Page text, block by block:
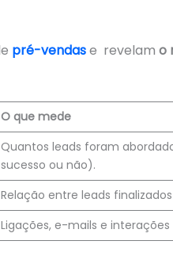
pré-vendase revelam o
O que mede
Quantos leads foram
sucesso ou não).
Relação entre leads
Ligações, e-mails e interações